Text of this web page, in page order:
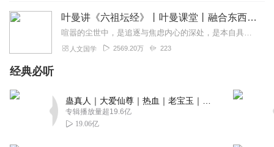
哇⊙ω⊙，女播的声音好细腻温柔，能稳稳的把我代入文章情
其是小孩的声音嘿嘿😜，喜欢喜欢爱了😊。大家都快来听一
听哦可以放松心情洗涤心灵，还请主播大大继续努力，期待
2023-05-17
文笔细腻，听来婉转，主播精心的演绎制作，非常值得一
叶曼讲《六祖坛经》丨叶曼课堂丨融合东西国学大师
喧嚣的尘世中，是追逐与焦虑内心的深处，是本自具足的宁静为什么说“菩提自性，本来清净”？为何顿悟不在遥远的庙堂，而在当下的柴米油盐？我们终日寻找的“佛”，究竟在何...
人文国学 2569.20万 223
经典必听
专辑播放量超19.6亿
19.06亿